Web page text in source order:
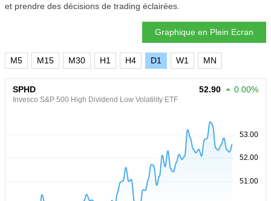
et prendre des décisions de trading éclairées.
Graphique en Plein Ecran
M5 M15 M30 H1 H4 D1 W1 MN
SPHD
Invesco S&P 500 High Dividend Low Volatility ETF
52.90 0.00%